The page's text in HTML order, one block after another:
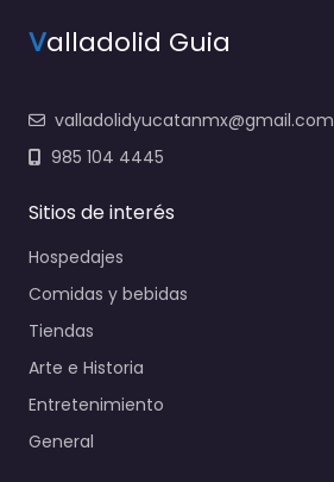
Valladolid Guia
valladolidyucatanmx@gmail.com
985 104 4445
Sitios de interés
Hospedajes
Comidas y bebidas
Tiendas
Arte e Historia
Entretenimiento
General